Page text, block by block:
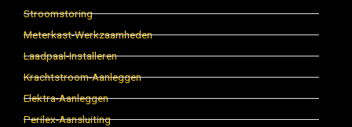
Stroomstoring
Meterkast-Werkzaamheden
Laadpaal-Installeren
Krachtstroom-Aanleggen
Elektra-Aanleggen
Perilex-Aansluiting